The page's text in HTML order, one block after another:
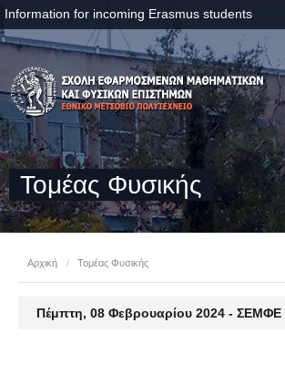
Information for incoming Erasmus students
Τομέας Φυσικής
Αρχική / Τομέας Φυσικής
Πέμπτη, 08 Φεβρουαρίου 2024 - ΣΕΜΦΕ